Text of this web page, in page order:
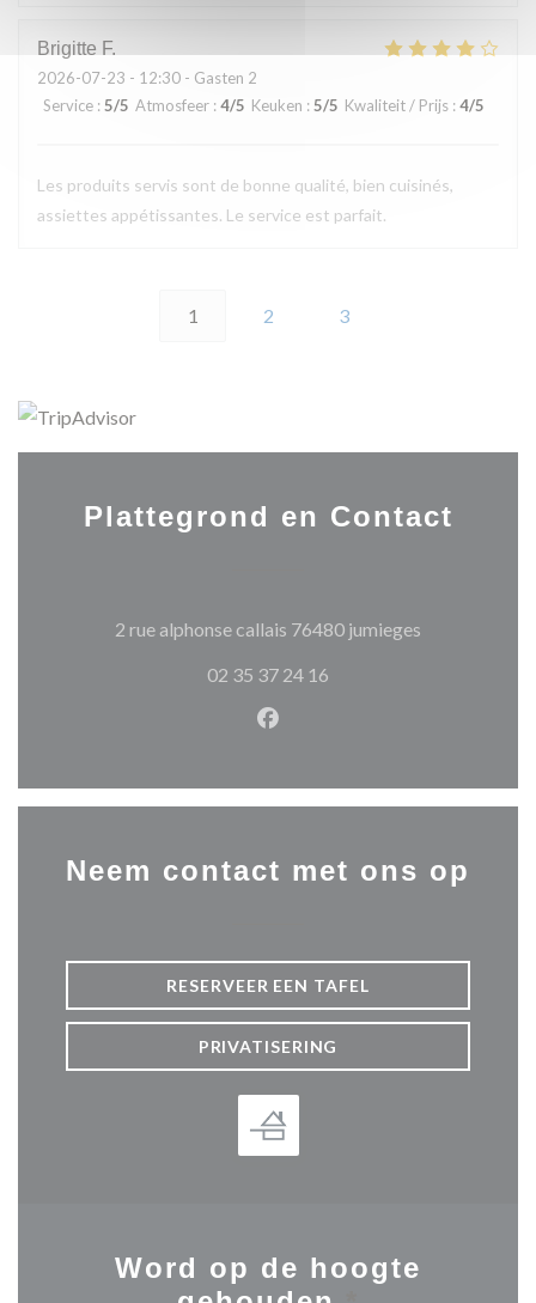
Brigitte F
2026-07-23 - 12:30 - Gasten 2
Service : 5/5 Atmosfeer : 4/5 Keuken : 5/5 Kwaliteit / Prijs : 4/5
Les produits servis sont de bonne qualité, bien cuisinés,
assiettes appétissantes. Le service est parfait.
1 2 3
Plattegrond en Contact
2 rue alphonse callais 76480 jumieges
02 35 37 24 16
Facebook ((opent in een
Neem contact met ons op
RESERVEER EEN TAFEL
PRIVATISERING
Word op de hoogte